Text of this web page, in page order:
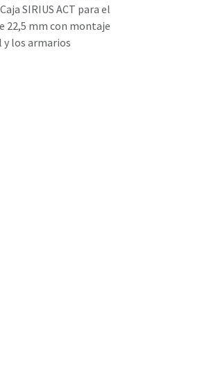
SIRIUS ACT para el
22,5 mm con montaje
y los armarios